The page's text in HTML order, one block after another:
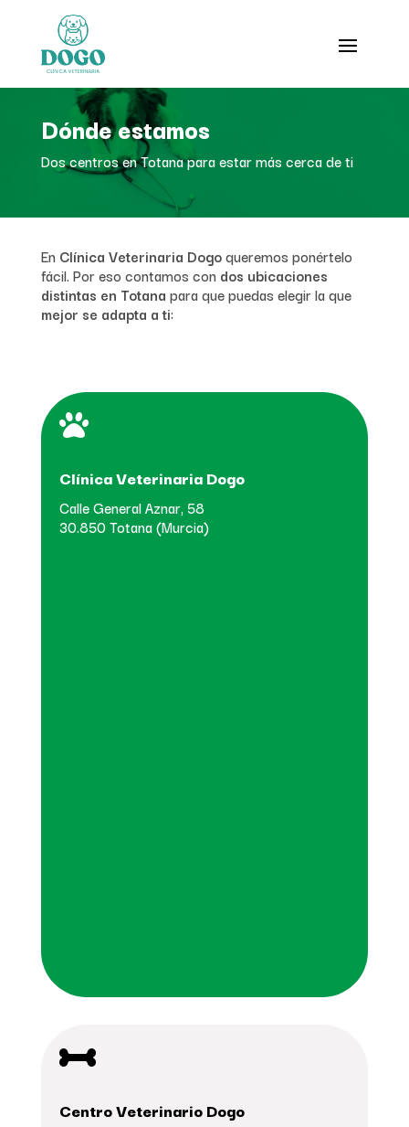
Dónde estamos
Dos centros en Totana para estar más cerca de ti
En Clínica Veterinaria Dogoqueremos ponértelo
fácil. Por eso contamos con dos ubicaciones
distintas en Totana para que puedas elegir la que
mejor se adapta a ti:

Clínica Veterinaria Dogo
Calle General Aznar, 58
30.850 Totana (Murcia)

Centro Veterinario Dogo